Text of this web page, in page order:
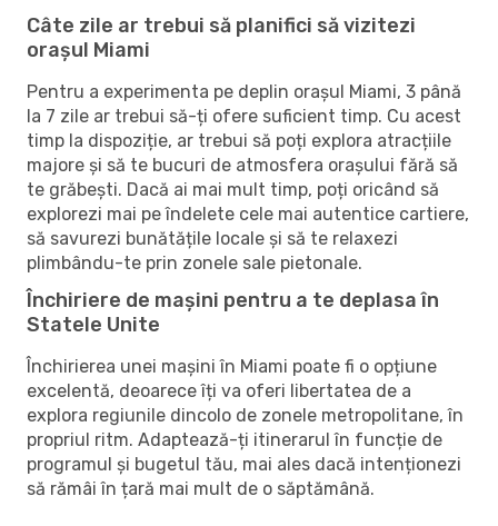
Câte zile ar trebui să planifici să vizitezi
orașul Miami
Pentru a experimenta pe deplin orașul Miami, 3 până
la 7 zile ar trebui să-ți ofere suficient timp. Cu acest
timp la dispoziție, ar trebui să poți explora atracțiile
majore și să te bucuri de atmosfera orașului fără să
te grăbești. Dacă ai mai mult timp, poți oricând să
explorezi mai pe îndelete cele mai autentice cartiere,
să savurezi bunătățile locale și să te relaxezi
plimbându-te prin zonele sale pietonale.
Închiriere de mașini pentru a te deplasa în
Statele Unite
Închirierea unei mașini în Miami poate fi o opțiune
excelentă, deoarece îți va oferi libertatea de a
explora regiunile dincolo de zonele metropolitane, în
propriul ritm. Adaptează-ți itinerarul în funcție de
programul și bugetul tău, mai ales dacă intenționezi
să rămâi în țară mai mult de o săptămână.